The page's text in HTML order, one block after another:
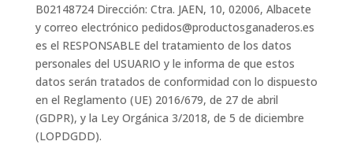
B02148724 Dirección: Ctra. JAEN, 10, 02006, Albacete
y correo electrónico pedidos@productosganaderos.es
es el RESPONSABLE del tratamiento de los datos
personales del USUARIO y le informa de que estos
datos serán tratados de conformidad con lo dispuesto
en el Reglamento (UE) 2016/679, de 27 de abril
(GDPR), y la Ley Orgánica 3/2018, de 5 de diciembre
(LOPDGDD).